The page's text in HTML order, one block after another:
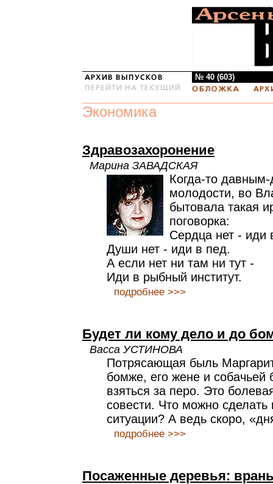
№ 40 (603)
Экономика
Здравозахоронение
Марина ЗАВАДСКАЯ
Когда-то
молодости, во
бытовала такая
поговорка:
Сердца нет - иди
Души нет - иди в пед.
А если нет ни там ни тут -
Иди в рыбный институт.
подробнее >>>
Будет ли кому дело и до
Васса УСТИНОВА
Потрясающая быль
бомже, его жене и собачьей
взяться за перо. Это
совести. Что можно сделать
ситуации? А ведь скоро,
подробнее >>>
Посаженные деревья: